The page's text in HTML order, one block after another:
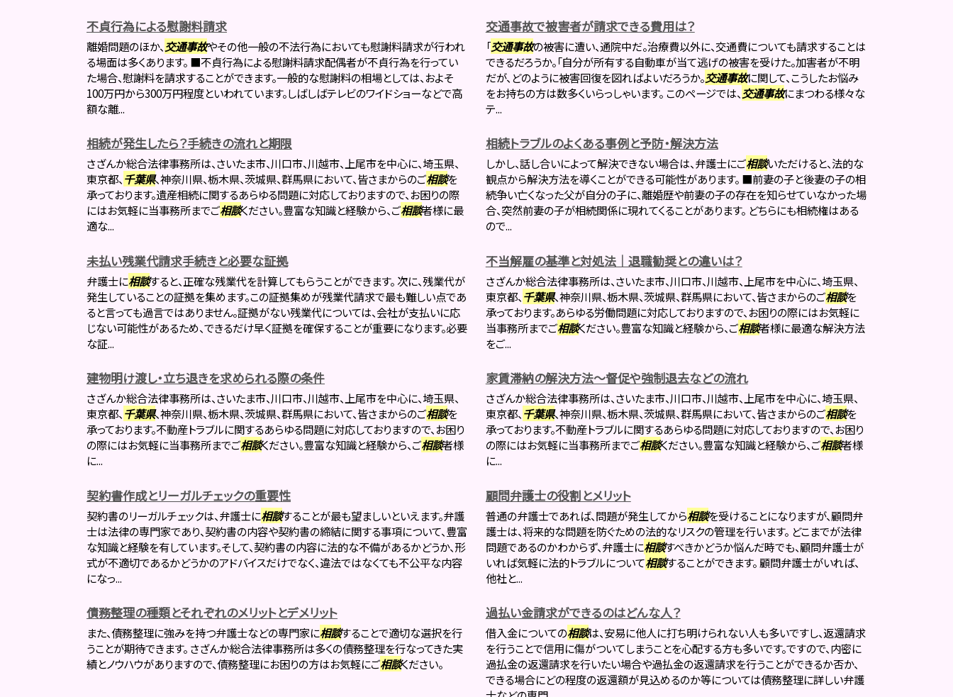
不貞行為による慰謝料請求
離婚問題のほか、 交通事故やその他一般の不法行為においても慰謝料請求が行われ
る場面は多くあります。 ■不貞行為による慰謝料請求配偶者が不貞行為を行ってい
た場合、慰謝料を請求することができます。一般的な慰謝料の相場としては、およそ
100万円から300万円程度といわれています。しばしばテレビのワイドショーなどで高
額な離...
交通事故で被害者が請求できる費用は？
「交通事故の被害に遭い、通院中だ。治療費以外に、交通費についても請求することは
できるだろうか。「自分が所有する自動車が当て逃げの被害を受けた。加害者が不明
だが、どのように被害回復を図ればよいだろうか。交通事故に関して、こうしたお悩み
をお持ちの方は数多くいらっしゃいます。 このページでは、 交通事故にまつわる様々な
テ...
相続が発生したら？手続きの流れと期限
さざんか総合法律事務所は、さいたま市、川口市、川越市、上尾市を中心に、埼玉県、
東京都、千葉県、神奈川県、栃木県、茨城県、群馬県において、皆さまからのご相談を
承っております。遺産相続に関するあらゆる問題に対応しておりますので、お困りの際
にはお気軽に当事務所までご相談ください。豊富な知識と経験から、ご相談者様に最
適な...
相続トラブルのよくある事例と予防・解決方法
しかし、話し合いによって解決できない場合は、弁護士にご相談いただけると、法的な
観点から解決方法を導くことができる可能性があります。 ■前妻の子と後妻の子の相
続争い亡くなった父が自分の子に、離婚歴や前妻の子の存在を知らせていなかった場
合、突然前妻の子が相続関係に現れてくることがあります。 どちらにも相続権はある
ので...
未払い残業代請求手続きと必要な証拠
弁護士に相談すると、正確な残業代を計算してもらうことができます。 次に、残業代が
発生していることの証拠を集めます。この証拠集めが残業代請求で最も難しい点であ
ると言っても過言ではありません。証拠がない残業代については、会社が支払いに応
じない可能性があるため、できるだけ早く証拠を確保することが重要になります。必要
な証...
不当解雇の基準と対処法｜退職勧奨との違いは？
さざんか総合法律事務所は、さいたま市、川口市、川越市、上尾市を中心に、埼玉県、
東京都、 千葉県、神奈川県、栃木県、茨城県、群馬県において、皆さまからのご相談を
承っております。あらゆる労働問題に対応しておりますので、お困りの際にはお気軽に
当事務所までご相談ください。豊富な知識と経験から、ご相談者様に最適な解決方法
をご...
建物明け渡し・立ち退きを求められる際の条件
さざんか総合法律事務所は、さいたま市、川口市、川越市、上尾市を中心に、埼玉県、
東京都、千葉県、神奈川県、栃木県、茨城県、群馬県において、皆さまからのご相談を
承っております。不動産トラブルに関するあらゆる問題に対応しておりますので、お困り
の際にはお気軽に当事務所までご相談ください。豊富な知識と経験から、ご相談者様
に...
家賃滞納の解決方法～督促や強制退去などの流れ
さざんか総合法律事務所は、さいたま市、川口市、川越市、上尾市を中心に、埼玉県、
東京都、千葉県、神奈川県、栃木県、茨城県、群馬県において、皆さまからのご相談を
承っております。不動産トラブルに関するあらゆる問題に対応しておりますので、お困り
の際にはお気軽に当事務所までご相談ください。豊富な知識と経験から、ご相談者様
に...
契約書作成とリーガルチェックの重要性
契約書のリーガルチェックは、弁護士に相談することが最も望ましいといえます。弁護
士は法律の専門家であり、契約書の内容や契約書の締結に関する事項について、豊富
な知識と経験を有しています。そして、契約書の内容に法的な不備があるかどうか、形
式が不適切であるかどうかのアドバイスだけでなく、違法ではなくても不公平な内容
になっ...
顧問弁護士の役割とメリット
普通の弁護士であれば、問題が発生してから相談を受けることになりますが、顧問弁
護士は、将来的な問題を防ぐための法的なリスクの管理を行います。 どこまでが法律
問題であるのかわからず、弁護士に相談すべきかどうか悩んだ時でも、顧問弁護士が
いれば気軽に法的トラブルについて相談することができます。 顧問弁護士がいれば、
他社と...
債務整理の種類とそれぞれのメリットとデメリット
また、債務整理に強みを持つ弁護士などの専門家に相談することで適切な選択を行
うことが期待できます。 さざんか総合法律事務所は多くの債務整理を行なってきた実
績とノウハウがありますので、債務整理にお困りの方はお気軽にご相談ください。
過払い金請求ができるのはどんな人？
借入金についての相談は、安易に他人に打ち明けられない人も多いですし、返還請求
を行うことで信用に傷がついてしまうことを心配する方も多いです。ですので、内密に
過払金の返還請求を行いたい場合や過払金の返還請求を行うことができるか否か、
できる場合にどの程度の返還額が見込めるのか等については債務整理に詳しい弁護